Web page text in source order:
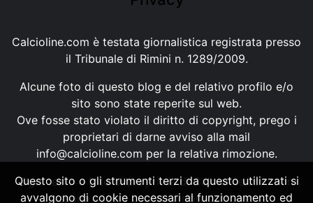
Calcioline.com è testata giornalistica registrata presso
il Tribunale di Rimini n. 1289/2009.
Alcune foto di questo blog e del relativo profilo e/o
sito sono state reperite sul web.
Ove fosse stato violato il diritto di copyright, prego i
proprietari di darne avviso alla mail
info@calcioline.com per la relativa rimozione.
Ogni testo e foto di proprietà di Calcioline.com non
possono essere copiati o riprodotti, senza
Questo sito o gli strumenti terzi da questo utilizzati si
avvalgono di cookie necessari al funzionamento ed